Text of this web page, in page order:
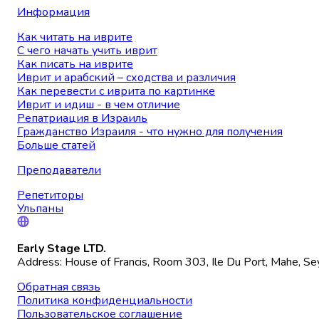
Информация
Как читать на иврите
С чего начать учить иврит
Как писать на иврите
Иврит и арабский – сходства и различия
Как перевести с иврита по картинке
Иврит и идиш - в чем отличие
Репатриация в Израиль
Гражданство Израиля - что нужно для получения
Больше статей
Преподаватели
Репетиторы
Ульпаны
Early Stage LTD.
Address: House of Francis, Room 303, Ile Du Port, Mahe,
Обратная связь
Политика конфиденциальности
Пользовательское соглашение